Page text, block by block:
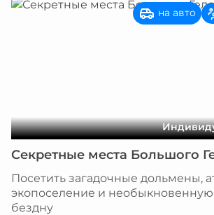
на авто
Секретные места Большого
Посетить загадочные дольмены,
экопоселение и
бездну